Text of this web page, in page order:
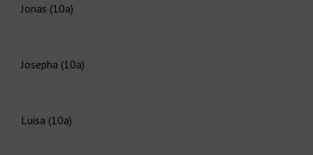
Jonas (10a)
Josepha (10a)
Luisa (10a)